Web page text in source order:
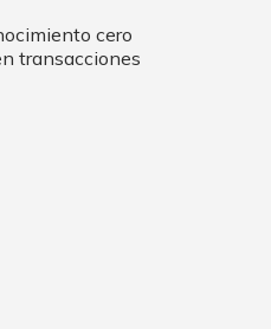
cero
transacciones